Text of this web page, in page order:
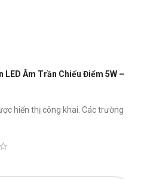
LED Âm Trần Chiếu Điểm 5W –
hiển thị công khai. Các trường